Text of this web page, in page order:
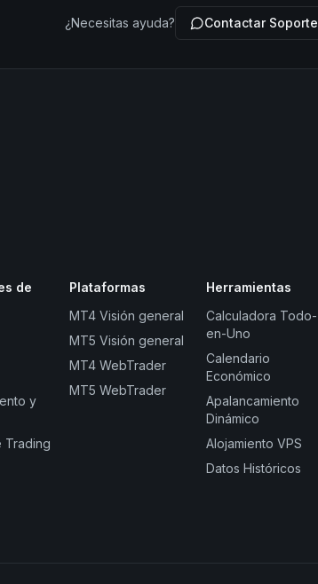
¿Necesitas ayuda? Contactar Soporte
de
y
Trading
Plataformas
MT4 Visión general
MT5 Visión general
MT4 WebTrader
MT5 WebTrader
Herramientas
Calculadora Todo-
en-Uno
Calendario
Económico
Apalancamiento
Dinámico
Alojamiento VPS
Datos Históricos